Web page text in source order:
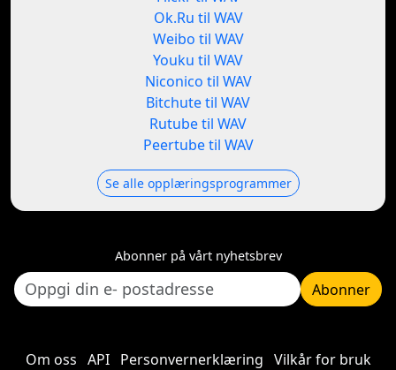
Ok.Ru til WAV
Weibo til WAV
Youku til WAV
Niconico til WAV
Bitchute til WAV
Rutube til WAV
Peertube til WAV
Se alle opplæringsprogrammer
Abonner på vårt nyhetsbrev
Abonner
Om oss API Personvernerklæring Vilkår for bruk